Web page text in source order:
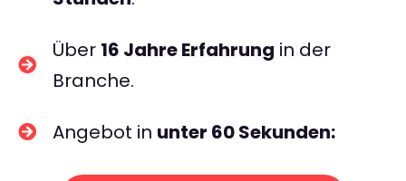
Über 16 Jahre Erfahrung in der
Branche.
Angebot in unter 60 Sekunden: